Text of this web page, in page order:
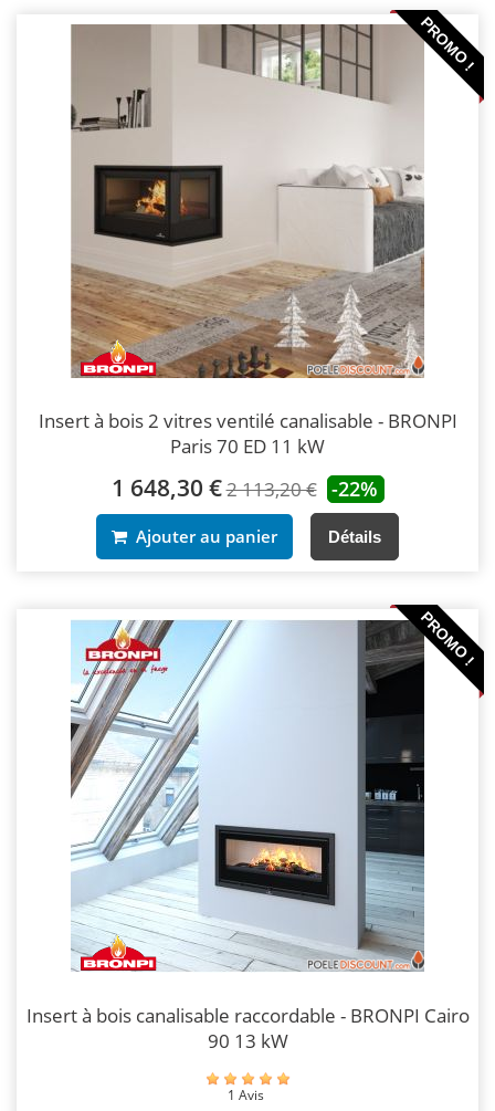
PROMO !
Insert à bois 2 vitres ventilé canalisable - BRONPI
Paris 70 ED 11 kW
1 648,30 €2 113,20 € -22%
Ajouter au panier Détails
PROMO !
Insert à bois canalisable raccordable - BRONPI Cairo
90 13 kW
1 Avis